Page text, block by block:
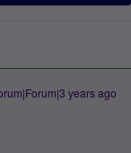
years ago